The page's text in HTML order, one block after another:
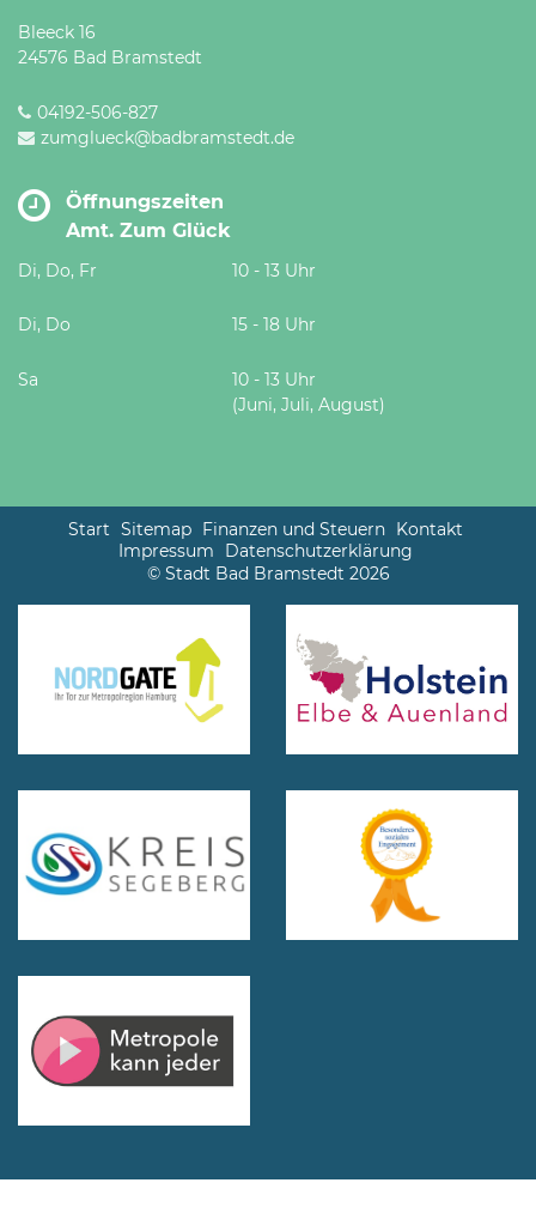
Bleeck 16
24576 Bad Bramstedt
04192-506-827
zumglueck@badbramstedt.de
Öffnungszeiten
Amt. Zum Glück
Di, Do, Fr 10 - 13 Uhr
Di, Do 15 - 18 Uhr
Sa
10 - 13 Uhr
(Juni, Juli, August)
Start Sitemap Finanzen und Steuern Kontakt
Impressum
Datenschutzerklärung
© Stadt Bad Bramstedt 2026